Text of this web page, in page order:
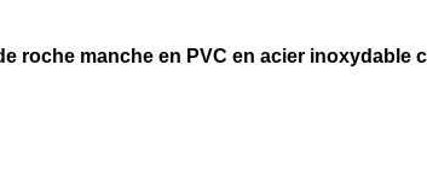
roche manche en PVC en acier inoxydable